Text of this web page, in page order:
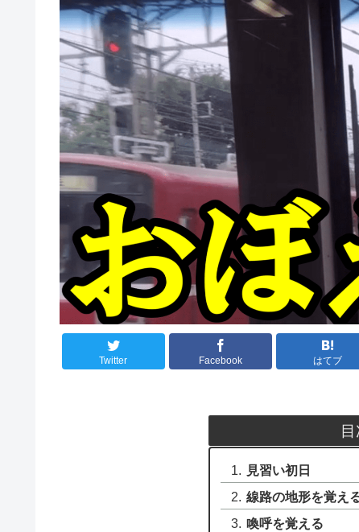
Twitter Facebook はてブ
目
見習い初日
線路の地形を覚え
喚呼を覚える